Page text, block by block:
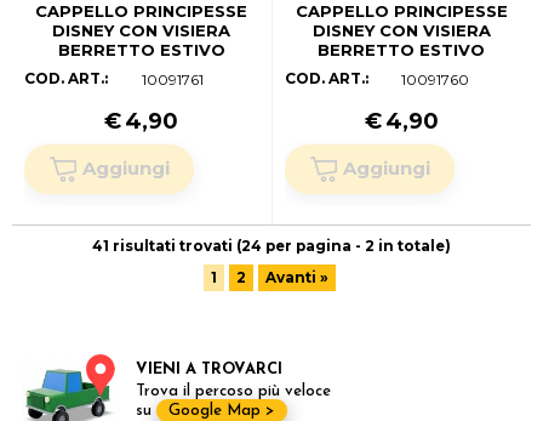
CAPPELLO PRINCIPESSE
DISNEY CON VISIERA
BERRETTO ESTIVO
REGOLABILE BAMBINA -
YE40112ROSA (52 CM.)
COD. ART.: 10091761
€4,90
CAPPELLO PRINCIPESSE
DISNEY CON VISIERA
BERRETTO ESTIVO
REGOLABILE BAMBINA -
YE40112FUCSIA (54 CM.)
COD. ART.: 10091760
€4,90
41 risultati trovati (24 per pagina - 2 in totale)
1
2 Avanti »
VIENI A TROVARCI
Trova il percoso più veloce
su
Google Map >